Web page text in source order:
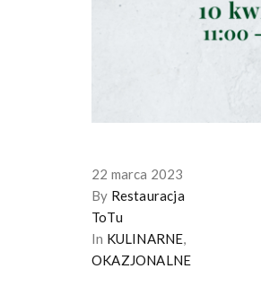
22 marca 2023
By Restauracja
ToTu
In KULINARNE
OKAZJONALNE